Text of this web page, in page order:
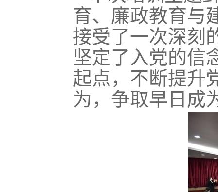
育、廉政教育与
接受了一次深刻
坚定了入党的信
起点， 不断提升
为 ， 争取早日成